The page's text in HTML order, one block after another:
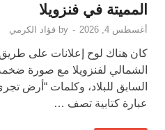
المميتة في فنزويلا
أغسطس 4, 2026 -
by فؤاد الكرمي
كان هناك لوح إعلانات على
السابق للبلاد، وكلمات “أرض
عبارة كتابية تصف …